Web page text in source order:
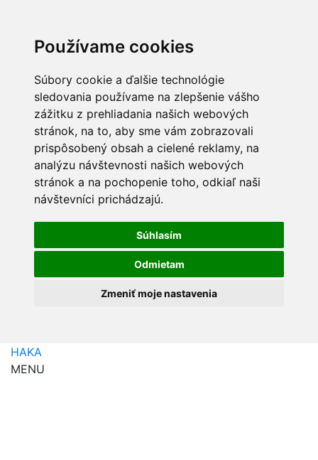
Používame cookies
Súbory cookie a ďalšie technológie
sledovania používame na zlepšenie vášho
zážitku z prehliadania našich webových
stránok, na to, aby sme vám zobrazovali
prispôsobený obsah a cielené reklamy, na
analýzu návštevnosti našich webových
stránok a na pochopenie toho, odkiaľ naši
návštevníci prichádzajú.
Súhlasím
Odmietam
Zmeniť moje nastavenia
HAKA
MENU